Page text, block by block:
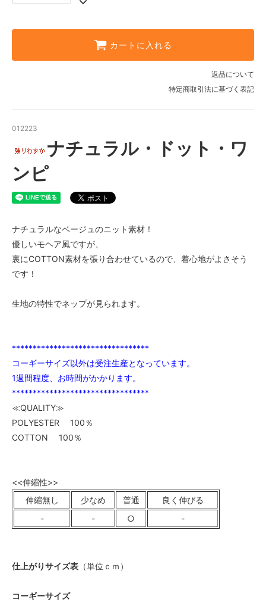
ベージュ系
在庫0 SOLD OUT!
カートに入れる
返品について
特定商取引法に基づく表記
012223
ナチュラル・ドット・ワ
ンピ
ナチュラルなベージュのニット素材！
優しいモヘア風ですが、
裏にCOTTON素材を張り合わせているので、着心地がよさそう
です！
生地の特性でネップが見られます。
*********************************
コーギーサイズ以外は受注生産となっています。
1週間程度、お時間がかかります。
*********************************
≪QUALITY≫
POLYESTER 100％
COTTON 100％
<<伸縮性>>
伸縮無し
少なめ 普通
良く伸びる
-
- ○ -
仕上がりサイズ表 （単位ｃｍ）
コーギーサイズ